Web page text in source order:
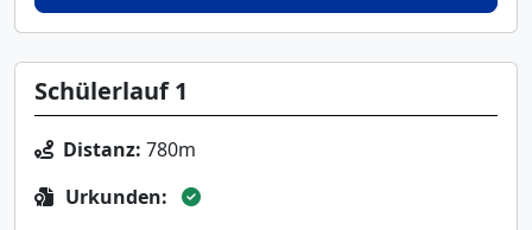
Schülerlauf 1
Distanz: 780m
Urkunden: